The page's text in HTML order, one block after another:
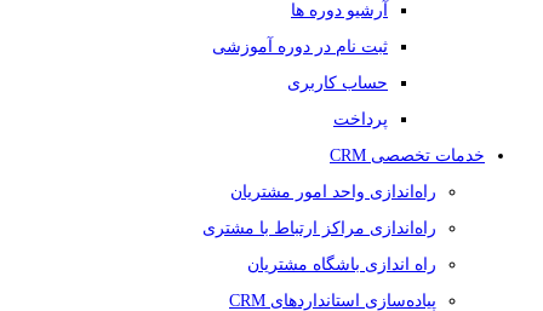
آرشیو دوره ها
ثبت نام در دوره آموزشی
حساب کاربری
پرداخت
خدمات تخصصی CRM
راه‌اندازی واحد امور مشتریان
راه‌اندازی مراکز ارتباط با مشتری
راه اندازی باشگاه مشتریان
پیاده‌سازی استانداردهای CRM